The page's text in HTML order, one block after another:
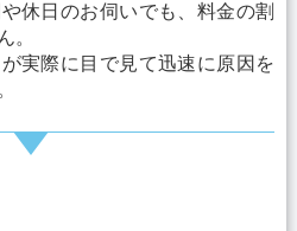
休日のお伺いでも、料金の割
。
実際に目で見て迅速に原因を